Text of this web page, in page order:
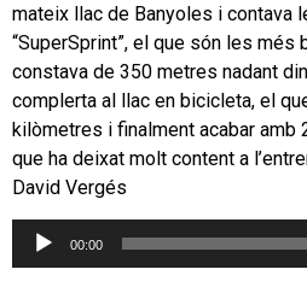
mateix llac de Banyoles i contava
“SuperSprint”, el que són les més
constava de 350 metres nadant
complerta al llac en bicicleta, el
kilòmetres i finalment acabar amb
que ha deixat molt content a
David Vergés
Reproductor
00:00